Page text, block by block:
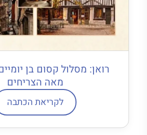
רואן: מסלול קסום בן
מאה הצריחים
לקריאת הכתבה